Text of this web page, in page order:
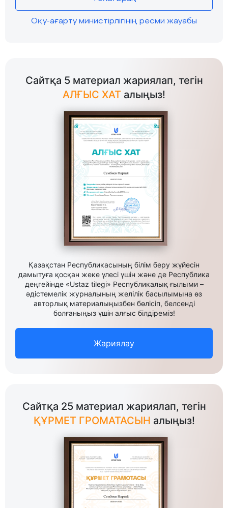
Оқу-ағарту министірлігінің ресми жауабы
Сайтқа 5 материал жариялап, тегін
АЛҒЫС ХАТ алыңыз!
Қазақстан Республикасының білім беру жүйесін
дамытуға қосқан жеке үлесі үшін және де Республика
деңгейінде «Ustaz tilegi» Республикалық ғылыми –
әдістемелік журналының желілік басылымына өз
авторлық материалыңызбен бөлісіп, белсенді
болғаныңыз үшін алғыс білдіреміз!
Жариялау
Сайтқа 25 материал жариялап, тегін
ҚҰРМЕТ ГРОМАТАСЫН алыңыз!